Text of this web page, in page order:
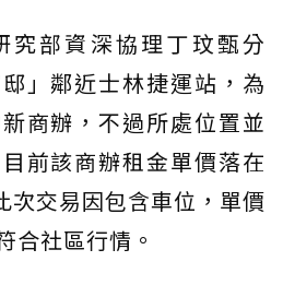
究部資深協理丁玟甄分
」鄰近士林捷運站，為
商辦，不過所處位置並
前該商辦租金單價落在
次交易因包含車位，單價
合社區行情。